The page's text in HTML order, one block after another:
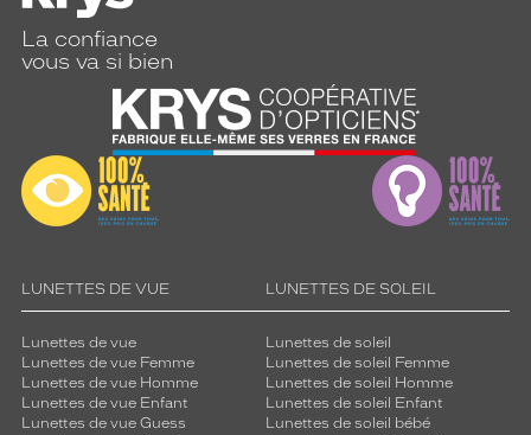
La confiance
vous va si bien
LUNETTES DE VUE
Lunettes de vue
Lunettes de vue Femme
Lunettes de vue Homme
Lunettes de vue Enfant
Lunettes de vue Guess
LUNETTES DE SOLEIL
Lunettes de soleil
Lunettes de soleil Femme
Lunettes de soleil Homme
Lunettes de soleil Enfant
Lunettes de soleil bébé